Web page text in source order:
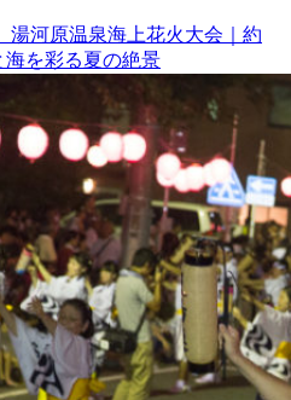
湯河原温泉海上花火大会｜約
海を彩る夏の絶景